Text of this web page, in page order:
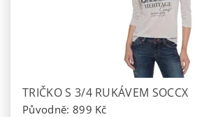
TRIČKO S 3/4 RUKÁVEM SOCCX
Původně: 899 Kč